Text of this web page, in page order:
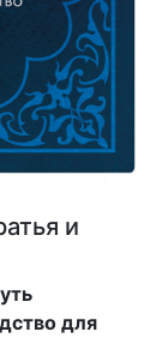
и
для